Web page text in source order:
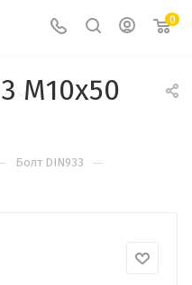
0
М10x50
Болт DIN933 —